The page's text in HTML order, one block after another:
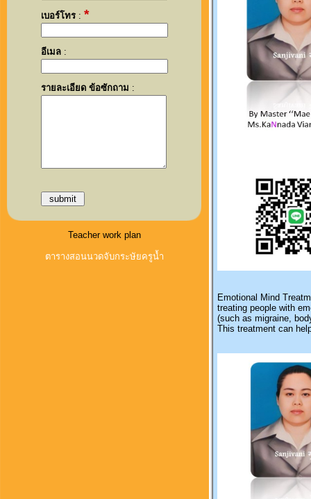
เบอร์โทร: *
อีเมล:
รายละเอียด ข้อซักถาม :
Teacher work plan
ตารางสอนนวดจับกระษัยครูน้ำ
Emotional Mind
treating people with
(such as migraine,
This treatment can